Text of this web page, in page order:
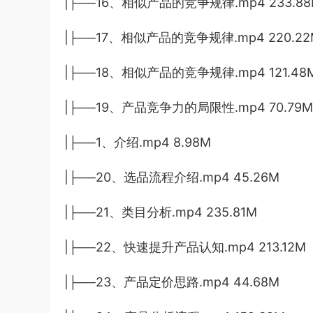
|├──17、相似产品的竞争规律.mp4
|├──18、相似产品的竞争规律.mp4
|├──19、产品竞争力的局限性.mp4 70.79M
|├──1、介绍.mp4 8.98M
|├──20、选品流程介绍.mp4 45.26M
|├──21、类目分析.mp4 235.81M
|├──22、快速提升产品认知.mp4 213.12M
|├──23、产品定价思路.mp4 44.68M